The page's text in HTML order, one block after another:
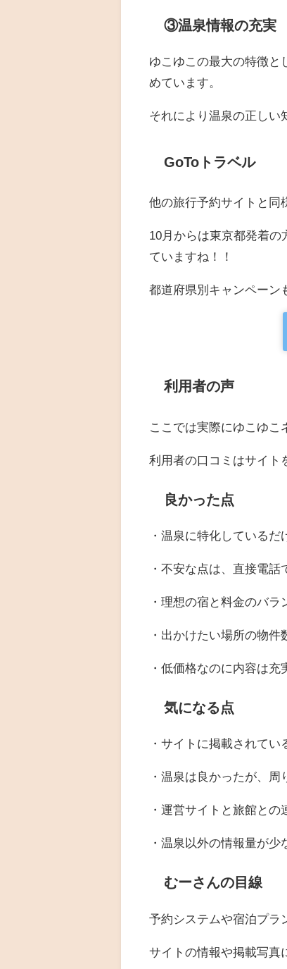
③温泉情報の充実
ゆこゆこの最大の特徴と
めています。
それにより温泉の正しい
GoToトラベル
他の旅行予約サイトと同
10月からは東京都発着の
ていますね！！
都道府県別キャンペーン
利用者の声
ここでは実際にゆこゆこ
利用者の口コミはサイト
良かった点
・温泉に特化している
・不安な点は、直接電
・理想の宿と料金のバ
・出かけたい場所の物
・低価格なのに内容は充
気になる点
・サイトに掲載されて
・温泉は良かったが、
・運営サイトと旅館と
・温泉以外の情報量が少
むーさんの目線
予約システムや宿泊プラ
サイトの情報や掲載写真